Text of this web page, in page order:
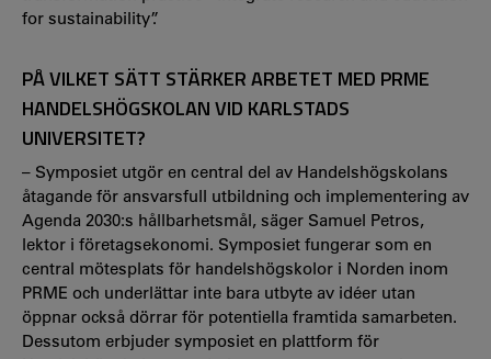
for sustainability”.
PÅ VILKET SÄTT STÄRKER ARBETET MED PRME
HANDELSHÖGSKOLAN VID KARLSTADS
UNIVERSITET?
– Symposiet utgör en central del av Handelshögskolans
åtagande för ansvarsfull utbildning och implementering av
Agenda 2030:s hållbarhetsmål, säger Samuel Petros,
lektor i företagsekonomi. Symposiet fungerar som en
central mötesplats för handelshögskolor i Norden inom
PRME och underlättar inte bara utbyte av idéer utan
öppnar också dörrar för potentiella framtida samarbeten.
Dessutom erbjuder symposiet en plattform för